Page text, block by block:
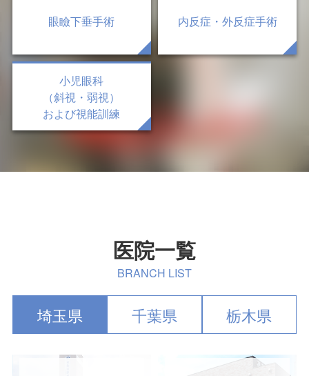
眼瞼下垂手術 内反症・外反症手術
小児眼科
（斜視・弱視）
および視能訓練
医院一覧
BRANCH LIST
埼玉県 千葉県 栃木県